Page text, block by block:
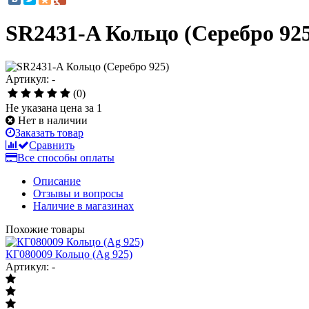
SR2431-A Кольцо (Серебро
Артикул: -
(0)
Не указана цена за 1
Нет в наличии
Заказать товар
Сравнить
Все способы оплаты
Описание
Отзывы и вопросы
Наличие в магазинах
Похожие товары
КГ080009 Кольцо (Ag 925)
Артикул: -